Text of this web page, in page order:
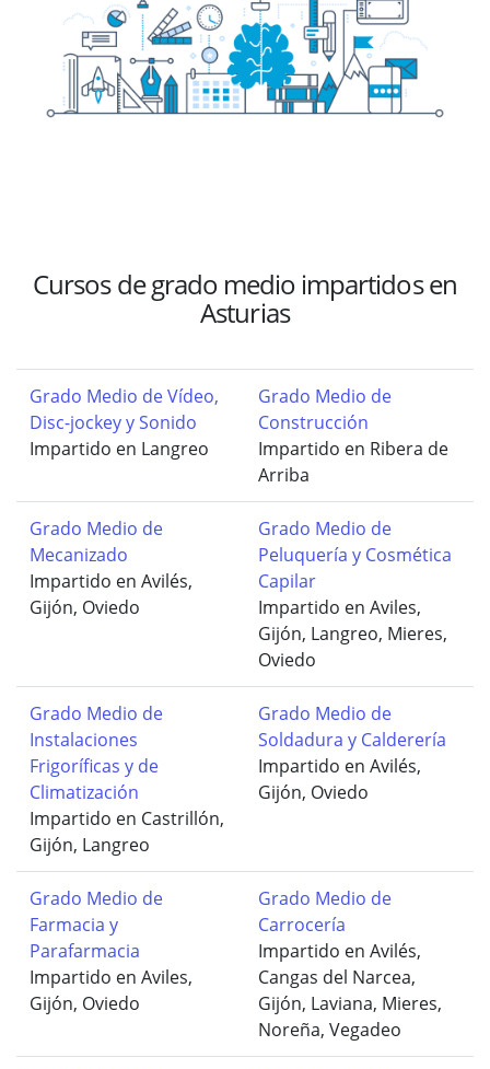
Cursos de grado medio impartidos en
Asturias
Grado Medio de Vídeo,
Disc-jockey y Sonido
Impartido en Langreo
Grado Medio de
Construcción
Impartido en Ribera de
Arriba
Grado Medio de
Mecanizado
Impartido en Avilés,
Gijón, Oviedo
Grado Medio de
Peluquería y Cosmética
Capilar
Impartido en Aviles,
Gijón, Langreo, Mieres,
Oviedo
Grado Medio de
Instalaciones
Frigoríficas y de
Climatización
Impartido en Castrillón,
Gijón, Langreo
Grado Medio de
Soldadura y Calderería
Impartido en Avilés,
Gijón, Oviedo
Grado Medio de
Farmacia y
Parafarmacia
Impartido en Aviles,
Gijón, Oviedo
Grado Medio de
Carrocería
Impartido en Avilés,
Cangas del Narcea,
Gijón, Laviana, Mieres,
Noreña, Vegadeo